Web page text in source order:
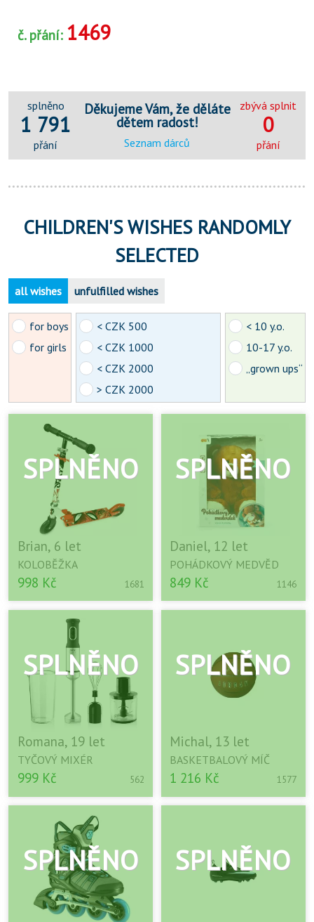
č. přání: 1469
splněno
1 791
přání
Děkujeme Vám, že děláte
dětem radost!
Seznam dárců
zbývá splnit
0
přání
CHILDREN'S WISHES RANDOMLY
SELECTED
all wishes unfulfilled wishes
for boys
for girls
< CZK 500
< CZK 1000
< CZK 2000
> CZK 2000
< 10 y.o.
10-17 y.o.
„grown ups“
Brian, 6 let
KOLOBĚŽKA
998 Kč 1681
Daniel, 12 let
POHÁDKOVÝ MEDVĚD
849 Kč 1146
Romana, 19 let
TYČOVÝ MIXÉR
999 Kč 562
Michal, 13 let
BASKETBALOVÝ MÍČ
1 216 Kč 1577